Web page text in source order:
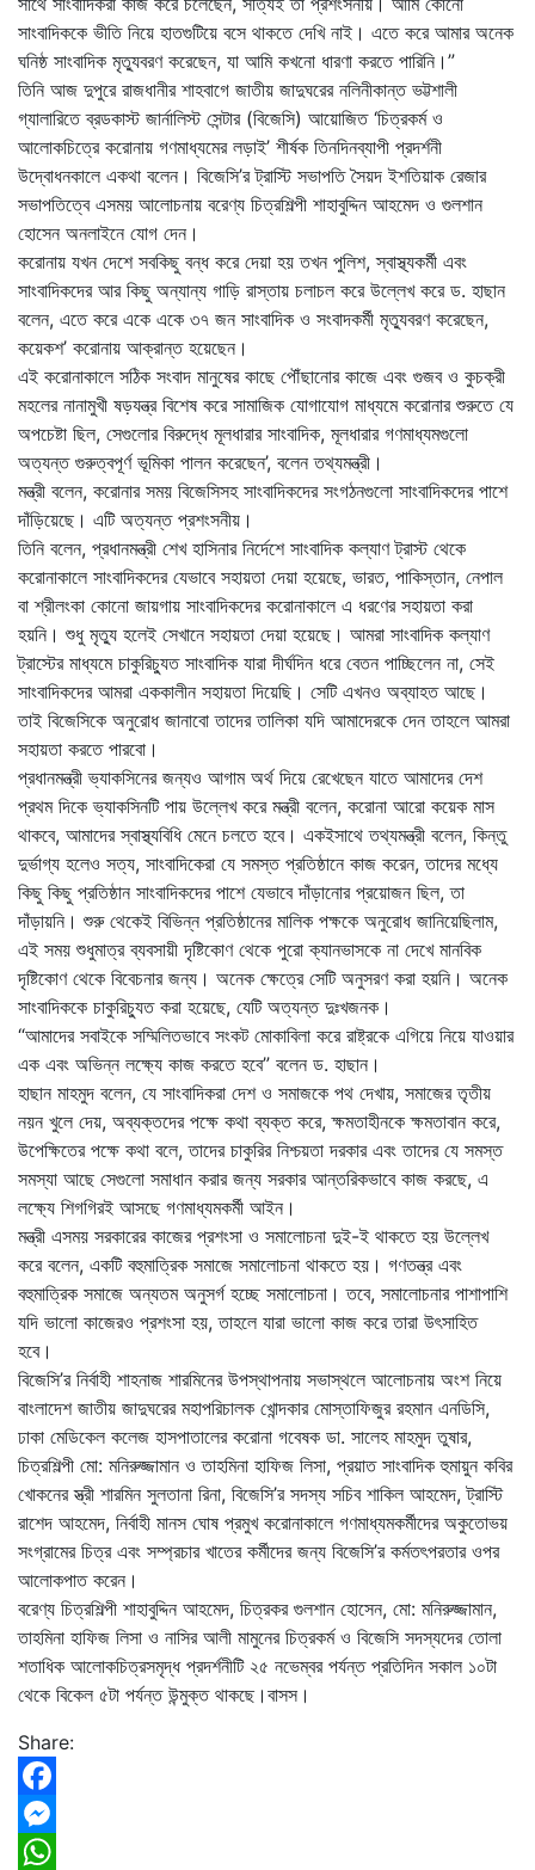
সাংবাদিককে ভীতি নিয়ে হাতগুটিয়ে বসে থাকতে দেখি নাই। এতে করে আমার অনেক
ঘনিষ্ঠ সাংবাদিক মৃত্যুবরণ করেছেন, যা আমি কখনো ধারণা করতে পারিনি।”
তিনি আজ দুপুরে রাজধানীর শাহবাগে জাতীয় জাদুঘরের নলিনীকান্ত ভট্টশালী
গ্যালারিতে ব্রডকাস্ট জার্নালিস্ট সেন্টার (বিজেসি) আয়োজিত ‘চিত্রকর্ম ও
আলোকচিত্রে করোনায় গণমাধ্যমের লড়াই’ শীর্ষক তিনদিনব্যাপী প্রদর্শনী
উদ্বোধনকালে একথা বলেন। বিজেসি’র ট্রাস্টি সভাপতি সৈয়দ ইশতিয়াক রেজার
সভাপতিত্বে এসময় আলোচনায় বরেণ্য চিত্রশিল্পী শাহাবুদ্দিন আহমেদ ও গুলশান
হোসেন অনলাইনে যোগ দেন।
করোনায় যখন দেশে সবকিছু বন্ধ করে দেয়া হয় তখন পুলিশ, স্বাস্থ্যকর্মী এবং
সাংবাদিকদের আর কিছু অন্যান্য গাড়ি রাস্তায় চলাচল করে উল্লেখ করে ড. হাছান
বলেন, এতে করে একে একে ৩৭ জন সাংবাদিক ও সংবাদকর্মী মৃত্যুবরণ করেছেন,
কয়েকশ’ করোনায় আক্রান্ত হয়েছেন।
এই করোনাকালে সঠিক সংবাদ মানুষের কাছে পৌঁছানোর কাজে এবং গুজব ও কুচক্রী
মহলের নানামুখী ষড়যন্ত্র বিশেষ করে সামাজিক যোগাযোগ মাধ্যমে করোনার শুরুতে যে
অপচেষ্টা ছিল, সেগুলোর বিরুদ্ধে মূলধারার সাংবাদিক, মূলধারার গণমাধ্যমগুলো
অত্যন্ত গুরুত্বপূর্ণ ভূমিকা পালন করেছেন’, বলেন তথ্যমন্ত্রী।
মন্ত্রী বলেন, করোনার সময় বিজেসিসহ সাংবাদিকদের সংগঠনগুলো সাংবাদিকদের পাশে
দাঁড়িয়েছে। এটি অত্যন্ত প্রশংসনীয়।
তিনি বলেন, প্রধানমন্ত্রী শেখ হাসিনার নির্দেশে সাংবাদিক কল্যাণ ট্রাস্ট থেকে
করোনাকালে সাংবাদিকদের যেভাবে সহায়তা দেয়া হয়েছে, ভারত, পাকিস্তান, নেপাল
বা শ্রীলংকা কোনো জায়গায় সাংবাদিকদের করোনাকালে এ ধরণের সহায়তা করা
হয়নি। শুধু মৃত্যু হলেই সেখানে সহায়তা দেয়া হয়েছে। আমরা সাংবাদিক কল্যাণ
ট্রাস্টের মাধ্যমে চাকুরিচ্যুত সাংবাদিক যারা দীর্ঘদিন ধরে বেতন পাচ্ছিলেন না, সেই
সাংবাদিকদের আমরা এককালীন সহায়তা দিয়েছি। সেটি এখনও অব্যাহত আছে।
তাই বিজেসিকে অনুরোধ জানাবো তাদের তালিকা যদি আমাদেরকে দেন তাহলে আমরা
সহায়তা করতে পারবো।
প্রধানমন্ত্রী ভ্যাকসিনের জন্যও আগাম অর্থ দিয়ে রেখেছেন যাতে আমাদের দেশ
প্রথম দিকে ভ্যাকসিনটি পায় উল্লেখ করে মন্ত্রী বলেন, করোনা আরো কয়েক মাস
থাকবে, আমাদের স্বাস্থ্যবিধি মেনে চলতে হবে। একইসাথে তথ্যমন্ত্রী বলেন, কিন্তু
দুর্ভাগ্য হলেও সত্য, সাংবাদিকেরা যে সমস্ত প্রতিষ্ঠানে কাজ করেন, তাদের মধ্যে
কিছু কিছু প্রতিষ্ঠান সাংবাদিকদের পাশে যেভাবে দাঁড়ানোর প্রয়োজন ছিল, তা
দাঁড়ায়নি। শুরু থেকেই বিভিন্ন প্রতিষ্ঠানের মালিক পক্ষকে অনুরোধ জানিয়েছিলাম,
এই সময় শুধুমাত্র ব্যবসায়ী দৃষ্টিকোণ থেকে পুরো ক্যানভাসকে না দেখে মানবিক
দৃষ্টিকোণ থেকে বিবেচনার জন্য। অনেক ক্ষেত্রে সেটি অনুসরণ করা হয়নি। অনেক
সাংবাদিককে চাকুরিচ্যুত করা হয়েছে, যেটি অত্যন্ত দুঃখজনক।
“আমাদের সবাইকে সম্মিলিতভাবে সংকট মোকাবিলা করে রাষ্ট্রকে এগিয়ে নিয়ে যাওয়ার
এক এবং অভিন্ন লক্ষ্যে কাজ করতে হবে” বলেন ড. হাছান।
হাছান মাহমুদ বলেন, যে সাংবাদিকরা দেশ ও সমাজকে পথ দেখায়, সমাজের তৃতীয়
নয়ন খুলে দেয়, অব্যক্তদের পক্ষে কথা ব্যক্ত করে, ক্ষমতাহীনকে ক্ষমতাবান করে,
উপেক্ষিতের পক্ষে কথা বলে, তাদের চাকুরির নিশ্চয়তা দরকার এবং তাদের যে সমস্ত
সমস্যা আছে সেগুলো সমাধান করার জন্য সরকার আন্তরিকভাবে কাজ করছে, এ
লক্ষ্যে শিগগিরই আসছে গণমাধ্যমকর্মী আইন।
মন্ত্রী এসময় সরকারের কাজের প্রশংসা ও সমালোচনা দুই-ই থাকতে হয় উল্লেখ
করে বলেন, একটি বহুমাত্রিক সমাজে সমালোচনা থাকতে হয়। গণতন্ত্র এবং
বহুমাত্রিক সমাজে অন্যতম অনুসর্গ হচ্ছে সমালোচনা। তবে, সমালোচনার পাশাপাশি
যদি ভালো কাজেরও প্রশংসা হয়, তাহলে যারা ভালো কাজ করে তারা উৎসাহিত
হবে।
বিজেসি’র নির্বাহী শাহনাজ শারমিনের উপস্থাপনায় সভাস্থলে আলোচনায় অংশ নিয়ে
বাংলাদেশ জাতীয় জাদুঘরের মহাপরিচালক খোন্দকার মোস্তাফিজুর রহমান এনডিসি,
ঢাকা মেডিকেল কলেজ হাসপাতালের করোনা গবেষক ডা. সালেহ মাহমুদ তুষার,
চিত্রশিল্পী মো: মনিরুজ্জামান ও তাহমিনা হাফিজ লিসা, প্রয়াত সাংবাদিক হুমায়ুন কবির
খোকনের স্ত্রী শারমিন সুলতানা রিনা, বিজেসি’র সদস্য সচিব শাকিল আহমেদ, ট্রাস্টি
রাশেদ আহমেদ, নির্বাহী মানস ঘোষ প্রমুখ করোনাকালে গণমাধ্যমকর্মীদের অকুতোভয়
সংগ্রামের চিত্র এবং সম্প্রচার খাতের কর্মীদের জন্য বিজেসি’র কর্মতৎপরতার ওপর
আলোকপাত করেন।
বরেণ্য চিত্রশিল্পী শাহাবুদ্দিন আহমেদ, চিত্রকর গুলশান হোসেন, মো: মনিরুজ্জামান,
তাহমিনা হাফিজ লিসা ও নাসির আলী মামুনের চিত্রকর্ম ও বিজেসি সদস্যদের তোলা
শতাধিক আলোকচিত্রসমৃদ্ধ প্রদর্শনীটি ২৫ নভেম্বর পর্যন্ত প্রতিদিন সকাল ১০টা
থেকে বিকেল ৫টা পর্যন্ত উন্মুক্ত থাকছে।বাসস।
Share:
Facebook
Messenger